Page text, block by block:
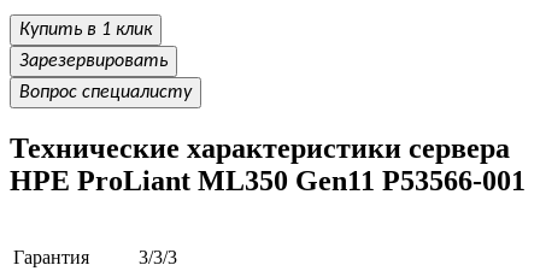
Купить в 1 клик
Зарезервировать
Вопрос специалисту
Технические характеристики сервера
HPE ProLiant ML350 Gen11 P53566-001
Гарантия
3/3/3